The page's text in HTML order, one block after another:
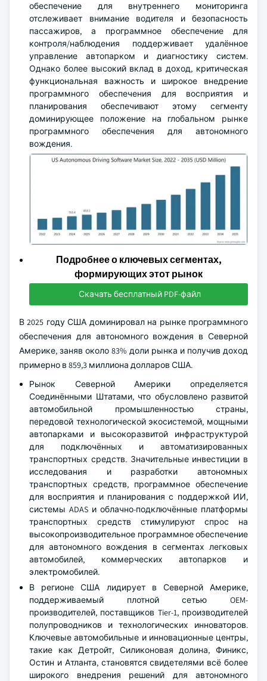
обеспечение для внутреннего мониторинга
отслеживает внимание водителя и безопасность
пассажиров, а программное обеспечение для
контроля/наблюдения поддерживает удалённое
управление автопарком и диагностику систем.
Однако более высокий вклад в доход, критическая
функциональная важность и широкое внедрение
программного обеспечения для восприятия и
планирования обеспечивают этому сегменту
доминирующее положение на глобальном рынке
программного обеспечения для автономного
вождения.
Подробнее о ключевых сегментах,
формирующих этот рынок
Скачать бесплатный PDF-файл
В 2025 году США доминировал на рынке программного
обеспечения для автономного вождения в Северной
Америке, заняв около 83% доли рынка и получив доход
примерно в 859,3 миллиона долларов США.
Рынок Северной Америки определяется
Соединёнными Штатами, что обусловлено развитой
автомобильной промышленностью страны,
передовой технологической экосистемой, мощными
автопарками и высокоразвитой инфраструктурой
для подключённых и автоматизированных
транспортных средств. Значительные инвестиции в
исследования и разработки автономных
транспортных средств, программное обеспечение
для восприятия и планирования с поддержкой ИИ,
системы ADAS и облачно-подключённые платформы
транспортных средств стимулируют спрос на
высокопроизводительное программное обеспечение
для автономного вождения в сегментах легковых
автомобилей, коммерческих автопарков и
электромобилей.
В регионе США лидирует в Северной Америке,
поддерживаемый плотной сетью OEM-
производителей, поставщиков Tier-1, производителей
полупроводников и технологических инноваторов.
Ключевые автомобильные и инновационные центры,
такие как Детройт, Силиконовая долина, Финикс,
Остин и Атланта, становятся свидетелями всё более
широкого внедрения решений для автономного